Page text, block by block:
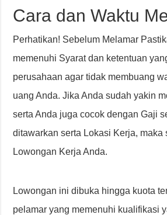
Cara dan Waktu
Perhatikan! Sebelum Melamar
memenuhi Syarat dan ketentuan
perusahaan agar tidak membuang
uang Anda. Jika Anda sudah yakin
serta Anda juga cocok dengan Gaji
ditawarkan serta Lokasi Kerja, maka
Lowongan Kerja Anda.
Lowongan ini dibuka hingga kuota
pelamar yang memenuhi kualifikasi